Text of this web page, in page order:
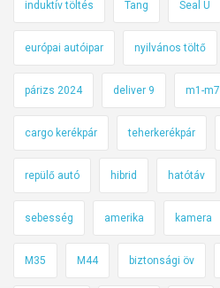
induktív töltés Tang Seal U
európai autóipar nyilvános töltő
párizs 2024 deliver 9 m1-m7
cargo kerékpár teherkerékpár
repülő autó hibrid hatótáv
sebesség amerika kamera
M35 M44 biztonsági öv